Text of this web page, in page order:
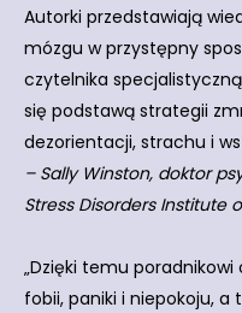
Autorki przedstawiają
mózgu w przystępny
czytelnika
się podstawą strategii
dezorientacji, strachu i
– Sally Winston, doktor
Stress Disorders Institute
„Dzięki temu
fobii, paniki i niepokoju, a